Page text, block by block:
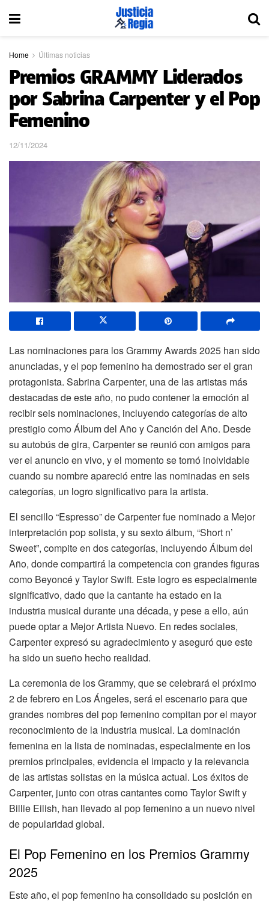
Home Últimas noticias
Premios GRAMMY Liderados
por Sabrina Carpenter y el Pop
Femenino
12/11/2024
Las nominaciones para los Grammy Awards 2025 han sido
anunciadas, y el pop femenino ha demostrado ser el gran
protagonista. Sabrina Carpenter, una de las artistas más
destacadas de este año, no pudo contener la emoción al
recibir seis nominaciones, incluyendo categorías de alto
prestigio como Álbum del Año y Canción del Año. Desde
su autobús de gira, Carpenter se reunió con amigos para
ver el anuncio en vivo, y el momento se tornó inolvidable
cuando su nombre apareció entre las nominadas en seis
categorías, un logro significativo para la artista.
El sencillo “Espresso” de Carpenter fue nominado a Mejor
interpretación pop solista, y su sexto álbum, “Short n’
Sweet”, compite en dos categorías, incluyendo Álbum del
Año, donde compartirá la competencia con grandes figuras
como Beyoncé y Taylor Swift. Este logro es especialmente
significativo, dado que la cantante ha estado en la
industria musical durante una década, y pese a ello, aún
puede optar a Mejor Artista Nuevo. En redes sociales,
Carpenter expresó su agradecimiento y aseguró que este
ha sido un sueño hecho realidad.
La ceremonia de los Grammy, que se celebrará el próximo
2 de febrero en Los Ángeles, será el escenario para que
grandes nombres del pop femenino compitan por el mayor
reconocimiento de la industria musical. La dominación
femenina en la lista de nominadas, especialmente en los
premios principales, evidencia el impacto y la relevancia
de las artistas solistas en la música actual. Los éxitos de
Carpenter, junto con otras cantantes como Taylor Swift y
Billie Eilish, han llevado al pop femenino a un nuevo nivel
de popularidad global.
El Pop Femenino en los Premios Grammy
2025
Este año, el pop femenino ha consolidado su posición en